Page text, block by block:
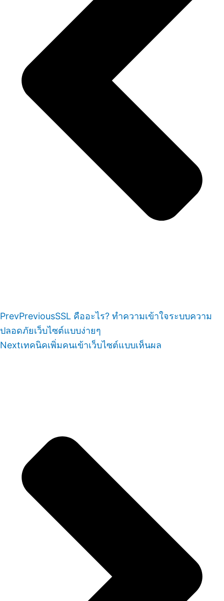
PrevPreviousSSL คืออะไร? ทำความเข้าใจระบบความ
ปลอดภัยเว็บไซต์แบบง่ายๆ
Nextเทคนิคเพิ่มคนเข้าเว็บไซต์แบบเห็นผล